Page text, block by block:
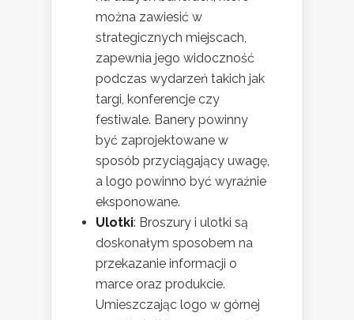
można zawiesić w
strategicznych miejscach,
zapewnia jego widoczność
podczas wydarzeń takich jak
targi, konferencje czy
festiwale. Banery powinny
być zaprojektowane w
sposób przyciągający uwagę,
a logo powinno być wyraźnie
eksponowane.
Ulotki: Broszury i ulotki są
doskonałym sposobem na
przekazanie informacji o
marce oraz produkcie.
Umieszczając logo w górnej